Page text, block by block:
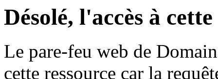
Désolé, l'accès à
Le pare-feu web de
cette ressource car la